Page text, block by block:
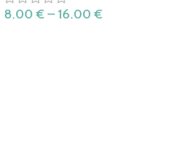
8.00€ – 16.00€